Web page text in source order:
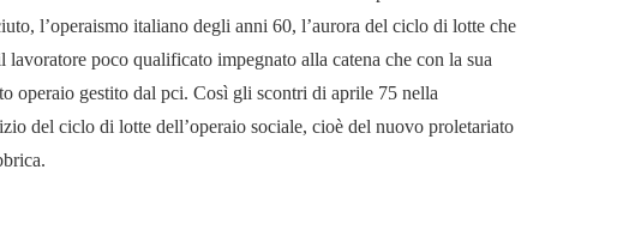
l’operaismo italiano degli anni 60, l’aurora del ciclo di lotte che
lavoratore poco qualificato impegnato alla catena che con la sua
operaio gestito dal pci. Così gli scontri di aprile 75 nella
del ciclo di lotte dell’operaio sociale, cioè del nuovo proletariato